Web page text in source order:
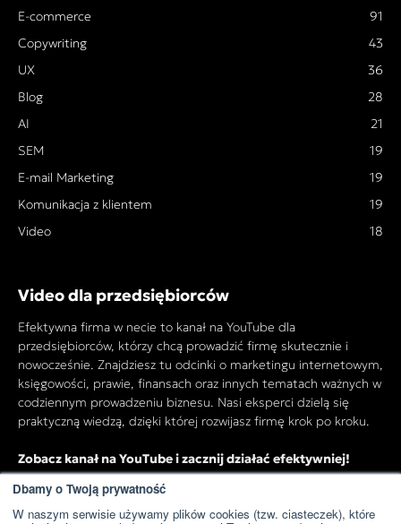
Dbamy o Twoją prywatność
W naszym serwisie używamy plików cookies (tzw. ciasteczek), które
E-commerce
91
Copywriting
43
UX
36
Blog
28
AI
21
SEM
19
E-mail Marketing
19
Komunikacja z klientem
19
Video
18
Video dla przedsiębiorców
Efektywna firma w necie to kanał na YouTube dla
przedsiębiorców, którzy chcą prowadzić firmę skutecznie i
nowocześnie. Znajdziesz tu odcinki o marketingu internetowym,
księgowości, prawie, finansach oraz innych tematach ważnych w
codziennym prowadzeniu biznesu. Nasi eksperci dzielą się
praktyczną wiedzą, dzięki której rozwijasz firmę krok po kroku.
Zobacz kanał na YouTube i zacznij działać efektywniej!
Przejdź do kanału YouTube